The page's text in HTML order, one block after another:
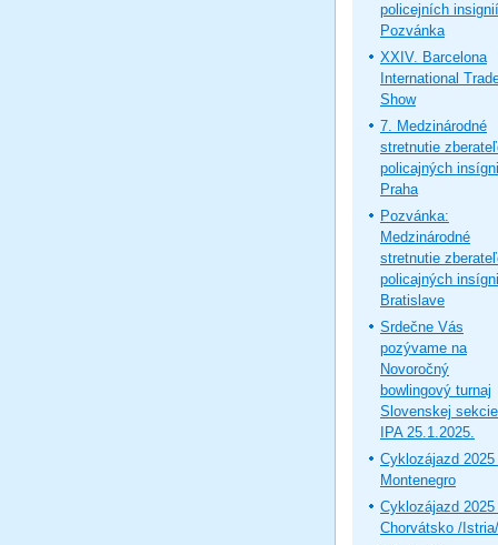
policejních
Pozvánka
XXIV. Barcelona
International
Show
7. Medzinárodné
stretnutie
policajných
Praha
Pozvánka:
Medzinárodné
stretnutie
policajných
Bratislave
Srdečne Vás
pozývame na
Novoročný
bowlingový turnaj
Slovenskej sekcie
IPA 25.1.2025.
Cyklozájazd 2025
Montenegro
Cyklozájazd 2025
Chorvátsko /Istria/